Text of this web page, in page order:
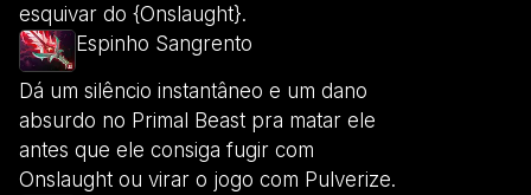
esquivar do {Onslaught}.
Espinho Sangrento
Dá um silêncio instantâneo e um dano
absurdo no Primal Beast pra matar ele
antes que ele consiga fugir com
Onslaught ou virar o jogo com Pulverize.